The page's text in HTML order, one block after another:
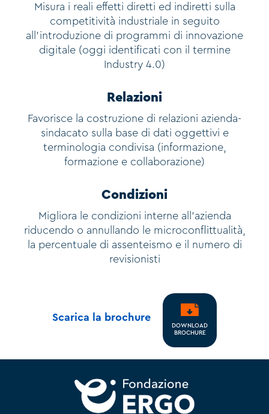
Misura i reali effetti diretti ed indiretti sulla
competitività industriale in seguito
all'introduzione di programmi di innovazione
digitale (oggi identificati con il termine
Industry 4.0)
Relazioni
Favorisce la costruzione di relazioni azienda-
sindacato sulla base di dati oggettivi e
terminologia condivisa (informazione,
formazione e collaborazione)
Condizioni
Migliora le condizioni interne all’azienda
riducendo o annullando le microconflittualità,
la percentuale di assenteismo e il numero di
revisionisti
Scarica la brochure
DOWNLOAD
BROCHURE